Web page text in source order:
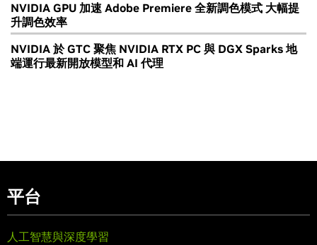
NVIDIA GPU 加速 Adobe Premiere 全新調色模式 大幅提
升調色效率
NVIDIA 於 GTC 聚焦 NVIDIA RTX PC 與 DGX Sparks 地
端運行最新開放模型和 AI 代理
平台
人工智慧與深度學習